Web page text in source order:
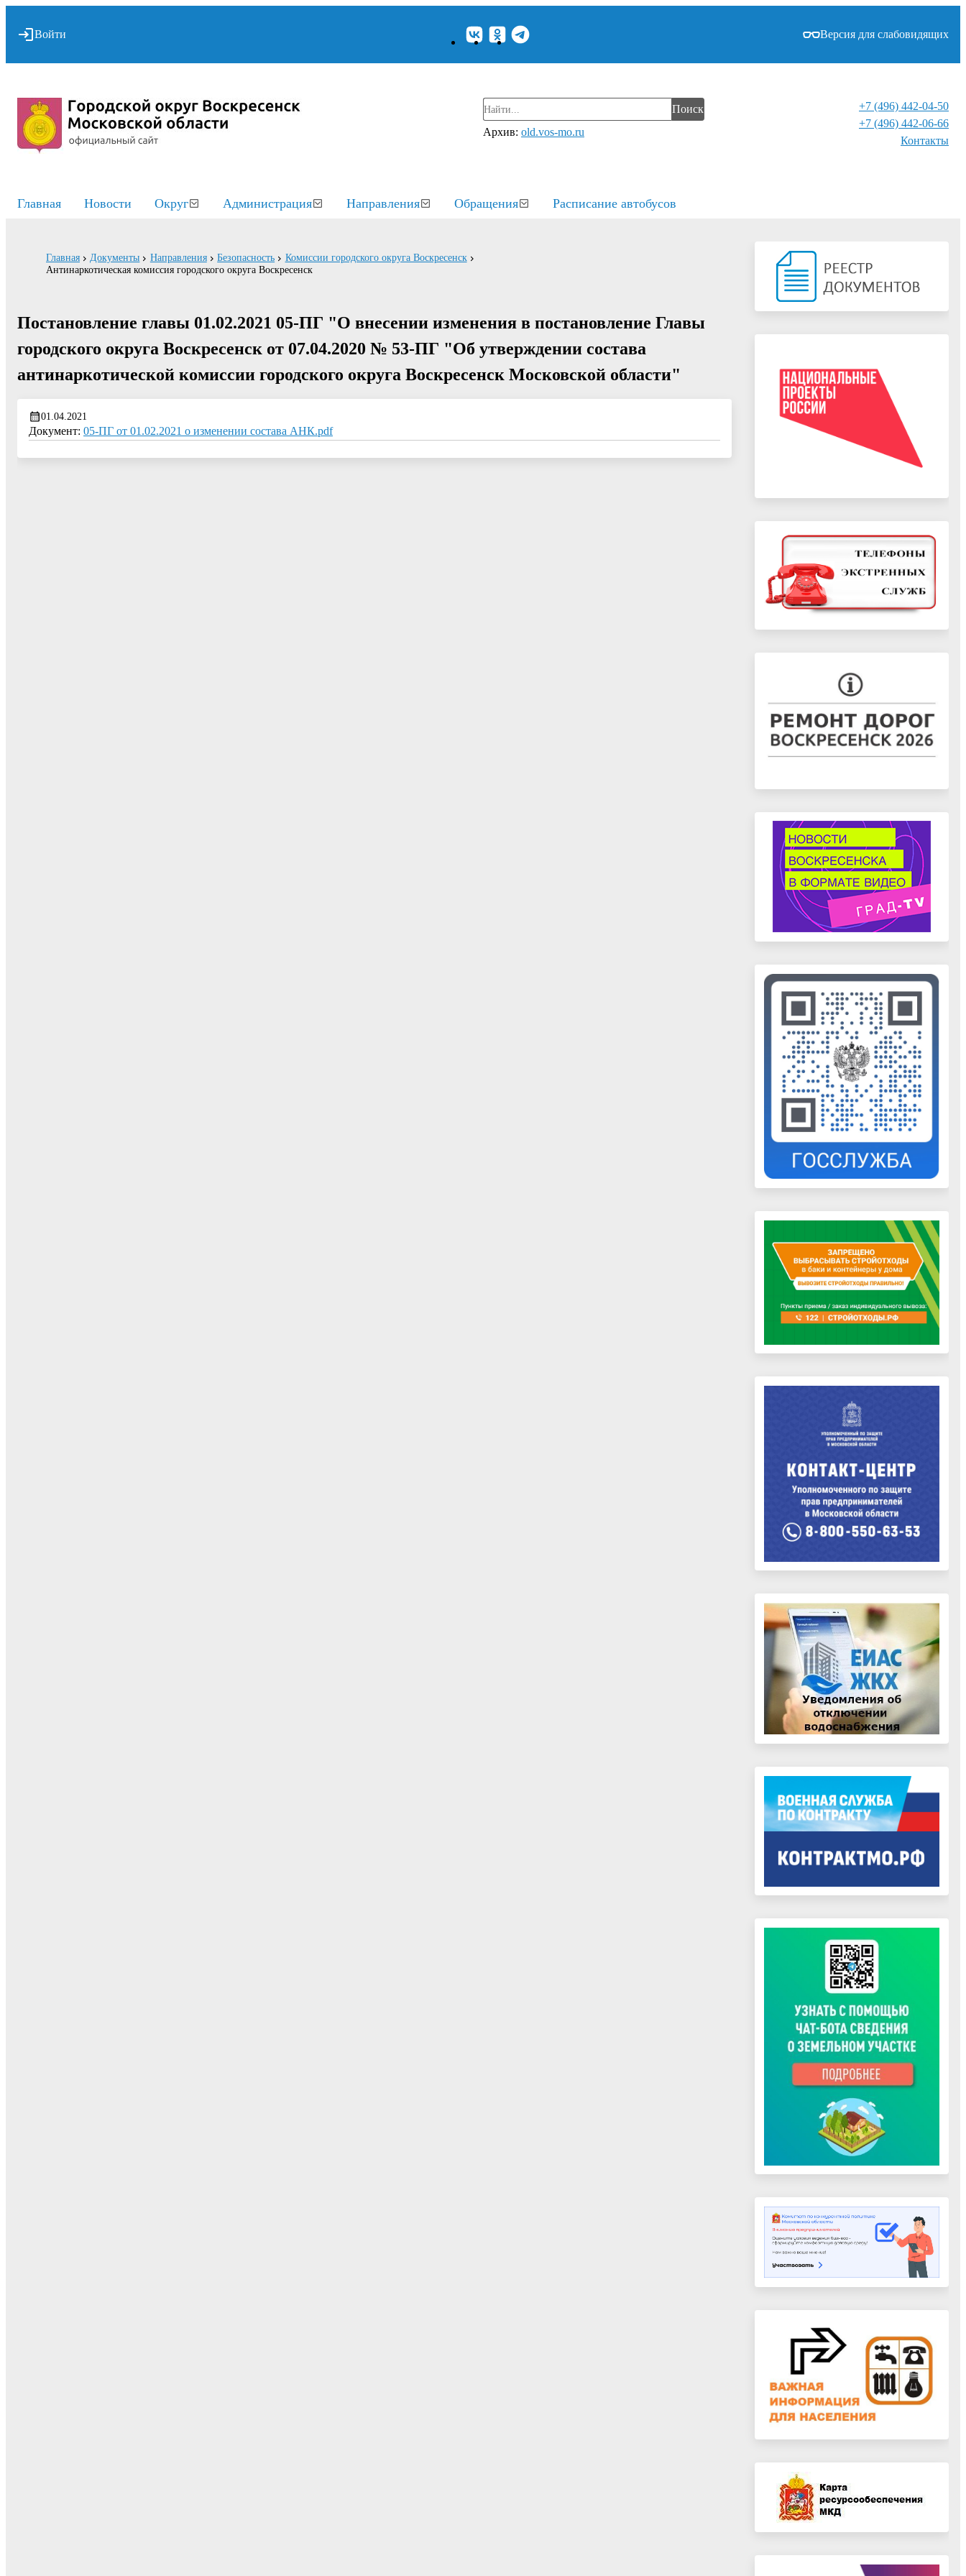
Войти Версия для слабовидящих
Поиск
Архив: old.vos-mo.ru
+7 (496) 442-04-50
+7 (496) 442-06-66
Контакты⁠
Главная Новости Округ Администрация Направления Обращения Расписание автобусов
Главная Документы Направления Безопасность
Комиссии городского округа Воскресенск
Антинаркотическая комиссия городского округа Воскресенск
Постановление главы 01.02.2021 05-ПГ "О внесении изменения в постановление Главы
городского округа Воскресенск от 07.04.2020 № 53-ПГ "Об утверждении состава
антинаркотической комиссии городского округа Воскресенск Московской области"
01.04.2021
Документ: 05-ПГ от 01.02.2021 о изменении состава АНК.pdf